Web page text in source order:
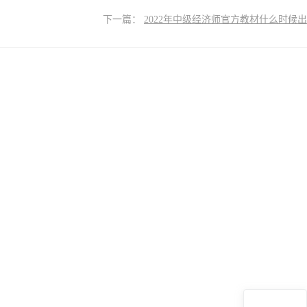
下一篇： 2022年中级经济师官方教材什么时候出